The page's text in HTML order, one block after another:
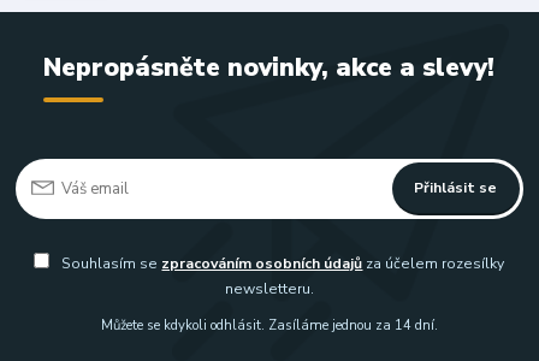
Nepropásněte novinky, akce a slevy!
Přihlásit se
Souhlasím se zpracováním osobních údajů za účelem rozesílky
newsletteru.
Můžete se kdykoli odhlásit. Zasíláme jednou za 14 dní.